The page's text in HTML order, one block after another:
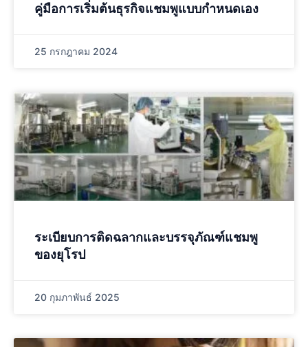
คู่มือการเริ่มต้นธุรกิจแชมพูแบบกําหนดเอง
25 กรกฎาคม 2024
ระเบียบการติดฉลากและบรรจุภัณฑ์แชมพู
ของยุโรป
20 กุมภาพันธ์ 2025